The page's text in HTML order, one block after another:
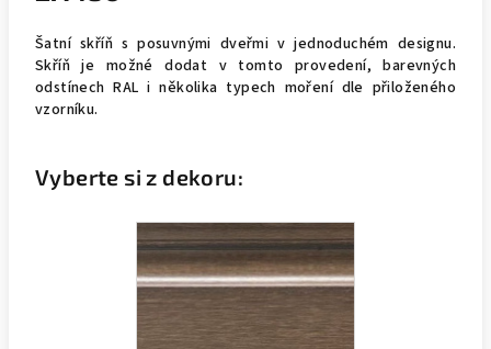
Šatní skříň s posuvnými dveřmi v jednoduchém designu.
Skříň je možné dodat v tomto provedení, barevných
odstínech RAL i několika typech moření dle přiloženého
vzorníku.
Vyberte si z dekoru: